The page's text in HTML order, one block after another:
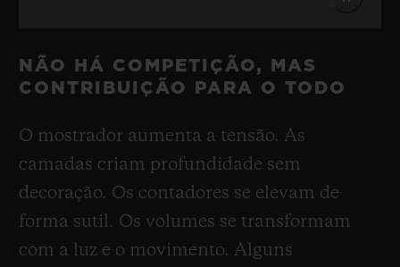
NÃO HÁ COMPETIÇÃO, MAS
CONTRIBUIÇÃO PARA O TODO
O mostrador aumenta a tensão. As
camadas criam profundidade sem
decoração. Os contadores se elevam de
forma sutil. Os volumes se transformam
com a luz e o movimento. Alguns